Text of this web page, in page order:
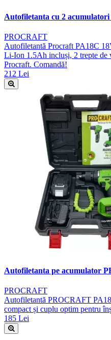
Autofiletanta cu 2 acumulatori
PROCRAFT
Autofiletantă Procraft PA18C
Li-Ion 1.5Ah incluși, 2 trepte de
Procraft. Comandă!
212 Lei
Autofiletanta pe acumulator
PROCRAFT
Autofiletantă PROCRAFT
compact și cuplu optim pentru
185 Lei